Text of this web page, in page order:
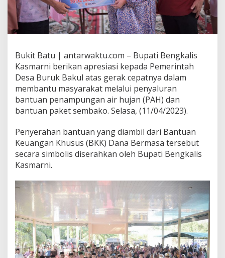
Bukit Batu | antarwaktu.com – Bupati Bengkalis
Kasmarni berikan apresiasi kepada Pemerintah
Desa Buruk Bakul atas gerak cepatnya dalam
membantu masyarakat melalui penyaluran
bantuan penampungan air hujan (PAH) dan
bantuan paket sembako. Selasa, (11/04/2023).
Penyerahan bantuan yang diambil dari Bantuan
Keuangan Khusus (BKK) Dana Bermasa tersebut
secara simbolis diserahkan oleh Bupati Bengkalis
Kasmarni.